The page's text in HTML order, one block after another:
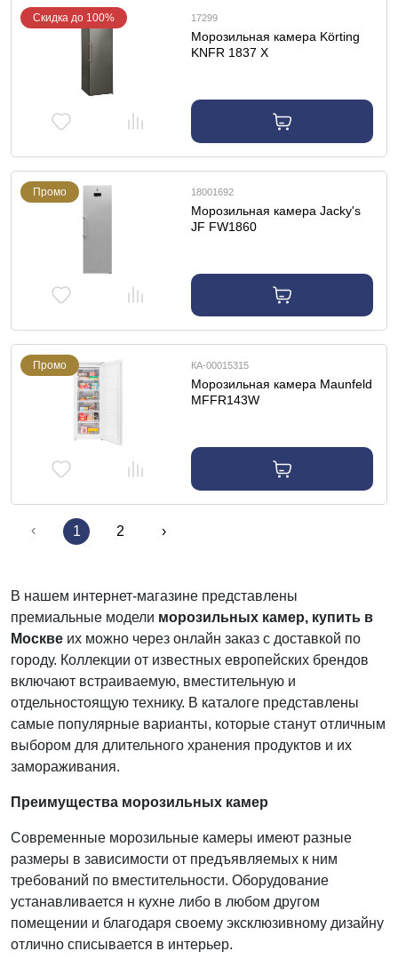
Скидка до 100% 17299
Морозильная камера Körting
KNFR 1837 X
Промо 18001692
Морозильная камера Jacky's
JF FW1860
Промо КА-00015315
Морозильная камера Maunfeld
MFFR143W
‹ 1 2 ›
В нашем интернет-магазине представлены
премиальные модели морозильных камер, купить в
Москве их можно через онлайн заказ с доставкой по
городу. Коллекции от известных европейских брендов
включают встраиваемую, вместительную и
отдельностоящую технику. В каталоге представлены
самые популярные варианты, которые станут отличным
выбором для длительного хранения продуктов и их
замораживания.
Преимущества морозильных камер
Современные морозильные камеры имеют разные
размеры в зависимости от предъявляемых к ним
требований по вместительности. Оборудование
устанавливается н кухне либо в любом другом
помещении и благодаря своему эксклюзивному дизайну
отлично списывается в интерьер.